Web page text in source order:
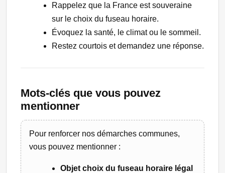
Rappelez que la France est souveraine
sur le choix du fuseau horaire.
Évoquez la santé, le climat ou le sommeil.
Restez courtois et demandez une réponse.
Mots-clés que vous pouvez
mentionner
Pour renforcer nos démarches communes,
vous pouvez mentionner :
Objet choix du fuseau horaire légal